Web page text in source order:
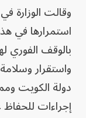
وقالت الوزارة
استمرارها في
بالوقف الفوري
واستقرار
دولة الكويت
إجراءات